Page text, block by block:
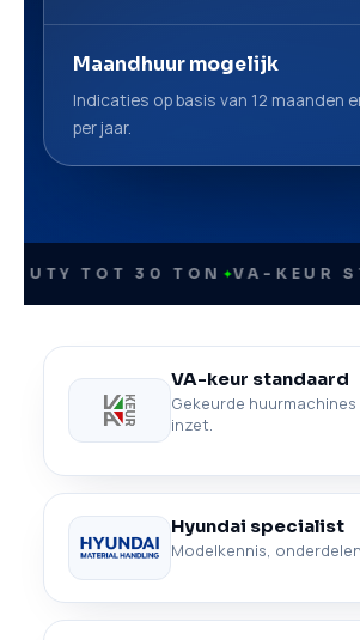
Maandhuur mogelijk
Indicaties op basis van 12 maanden
per jaar.
TOT 30 TON✦ VA-KEUR
VA-keur standaard
Gekeurde
inzet.
Hyundai specialist
Modelkennis,